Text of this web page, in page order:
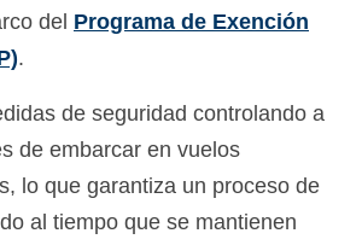
del Programa de Exención
.
de seguridad controlando a
de embarcar en vuelos
lo que garantiza un proceso de
al tiempo que se mantienen